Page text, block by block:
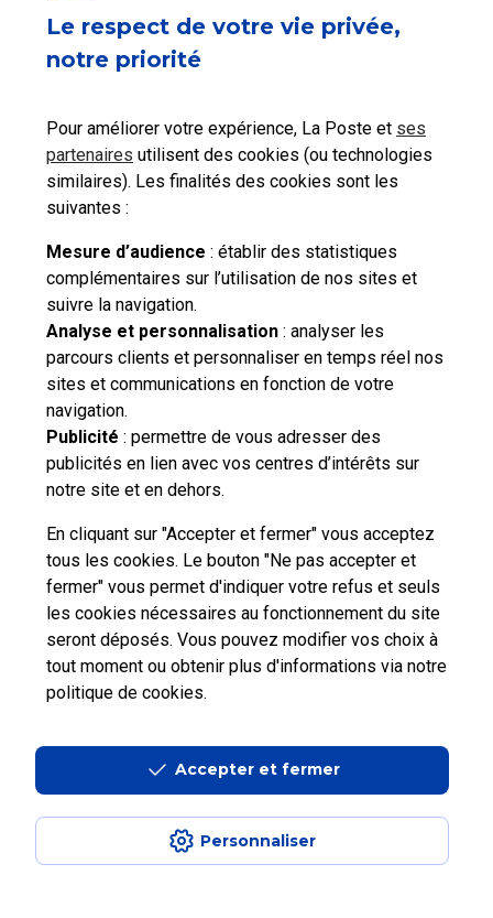
Le respect de votre vie privée,
notre priorité
Pour améliorer votre expérience, La Poste et ses
partenaires utilisent des cookies (ou technologies
similaires). Les finalités des cookies sont les
suivantes :
Mesure d’audience : établir des statistiques
complémentaires sur l’utilisation de nos sites et
suivre la navigation.
Analyse et personnalisation : analyser les
parcours clients et personnaliser en temps réel nos
sites et communications en fonction de votre
navigation.
Publicité : permettre de vous adresser des
publicités en lien avec vos centres d’intérêts sur
notre site et en dehors.
En cliquant sur "Accepter et fermer" vous acceptez
tous les cookies. Le bouton "Ne pas accepter et
fermer" vous permet d'indiquer votre refus et seuls
les cookies nécessaires au fonctionnement du site
seront déposés. Vous pouvez modifier vos choix à
tout moment ou obtenir plus d'informations via notre
politique de cookies.
Personnaliser
Accepter et fermer
Vers quelles destinations puis-je envoyer une
lettre recommandée en ligne ?
Besoin d'aide complémentaire ?
Vous n'avez pas trouvé de solution parmi nos FAQs,
vous souhaitez nous contacter ou déposer une
réclamation ?
contacter
Professionnels Entreprises et Collectivités
Plan du site| Accessibilité : partiellement conforme